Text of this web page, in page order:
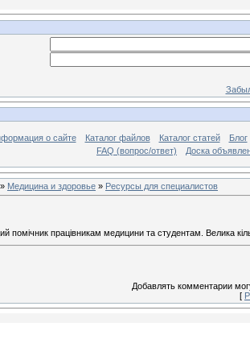
о сайте Каталог файлов Каталог статей
Блог
FAQ (вопрос/ответ)
Доска
» Медицина и здоровье » Ресурсы для специалистов
помічник працівникам медицини та студентам. Велика
Добавлять комментарии
[